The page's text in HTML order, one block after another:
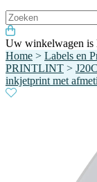
Uw winkelwagen is
Home > Labels en
PRINTLINT >
inkjetprint met